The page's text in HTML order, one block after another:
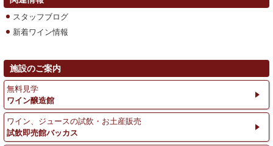
スタッフブログ
新着ワイン情報
施設のご案内
無料見学
ワイン醸造館
ワイン、ジュースの試飲・お土産販売
試飲即売館バッカス